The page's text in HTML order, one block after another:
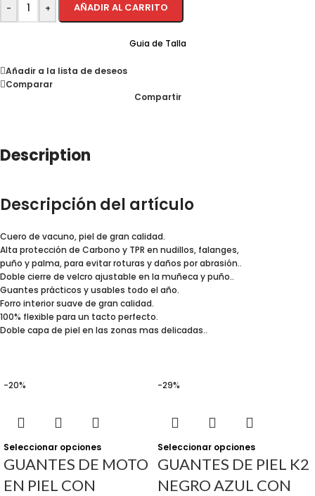
- + AÑADIR AL CARRITO
Guia de Talla
Añadir a la lista de deseos
Comparar
Compartir
Description
Descripción del artículo
Cuero de vacuno, piel de gran calidad.
Alta protección de Carbono y TPR en nudillos, falanges,
puño y palma, para evitar roturas y daños por abrasión..
Doble cierre de velcro ajustable en la muñeca y puño..
Guantes prácticos y usables todo el año.
Forro interior suave de gran calidad.
100% flexible para un tacto perfecto.
Doble capa de piel en las zonas mas delicadas..
-20%
Seleccionar opciones
GUANTES DE MOTO
EN PIEL CON
-29%
Seleccionar opciones
GUANTES DE PIEL K2
NEGRO AZUL CON